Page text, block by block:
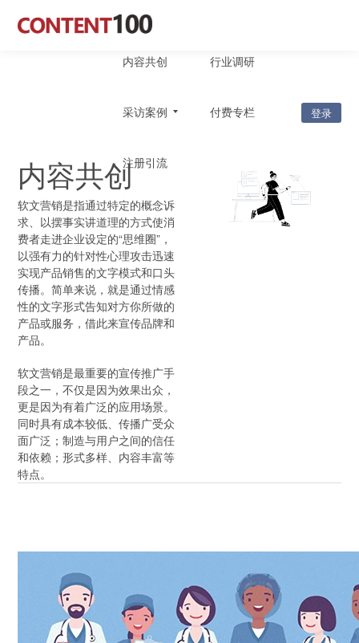
内容共创 行业调研
采访案例 付费专栏
注册引流
登录
内容共创
软文营销是指通过特定的概念诉
求、以摆事实讲道理的方式使消
费者走进企业设定的“思维圈”，
以强有力的针对性心理攻击迅速
实现产品销售的文字模式和口头
传播。简单来说，就是通过情感
性的文字形式告知对方你所做的
产品或服务，借此来宣传品牌和
产品。
软文营销是最重要的宣传推广手
段之一，不仅是因为效果出众，
更是因为有着广泛的应用场景。
同时具有成本较低、传播广受众
面广泛；制造与用户之间的信任
和依赖；形式多样、内容丰富等
特点。